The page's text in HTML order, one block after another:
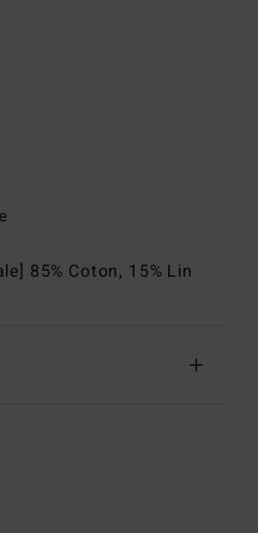
85% Coton, 15% Lin